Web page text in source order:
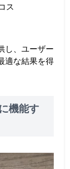
ス
し、ユーザー
適な結果を得
機能す